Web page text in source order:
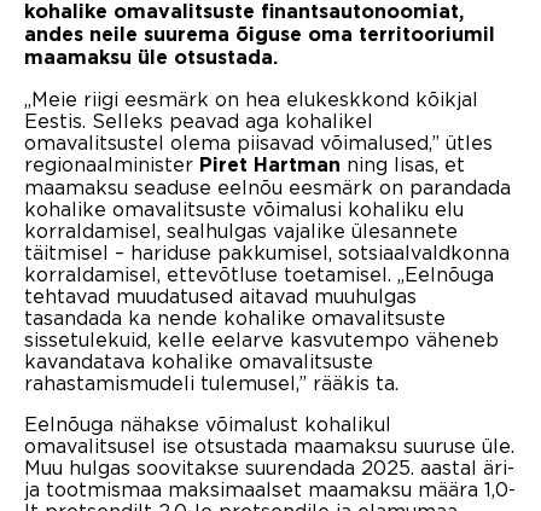
kohalike omavalitsuste finantsautonoomiat,
andes neile suurema õiguse oma territooriumil
maamaksu üle otsustada.
„Meie riigi eesmärk on hea elukeskkond kõikjal
Eestis. Selleks peavad aga kohalikel
omavalitsustel olema piisavad võimalused,” ütles
regionaalminister Piret Hartman ning lisas, et
maamaksu seaduse eelnõu eesmärk on parandada
kohalike omavalitsuste võimalusi kohaliku elu
korraldamisel, sealhulgas vajalike ülesannete
täitmisel – hariduse pakkumisel, sotsiaalvaldkonna
korraldamisel, ettevõtluse toetamisel. „Eelnõuga
tehtavad muudatused aitavad muuhulgas
tasandada ka nende kohalike omavalitsuste
sissetulekuid, kelle eelarve kasvutempo väheneb
kavandatava kohalike omavalitsuste
rahastamismudeli tulemusel,” rääkis ta.
Eelnõuga nähakse võimalust kohalikul
omavalitsusel ise otsustada maamaksu suuruse üle.
Muu hulgas soovitakse suurendada 2025. aastal äri-
ja tootmismaa maksimaalset maamaksu määra 1,0-